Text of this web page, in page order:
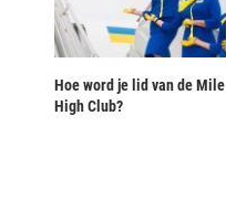
Hoe word je lid van de Mile
High Club?